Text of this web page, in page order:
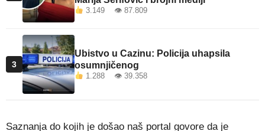
3.149 👁 87.809
3
Ubistvo u Cazinu: Policija uhapsila
osumnjičenog
1.288 👁 39.358
Saznanja do kojih je došao naš portal govore da je